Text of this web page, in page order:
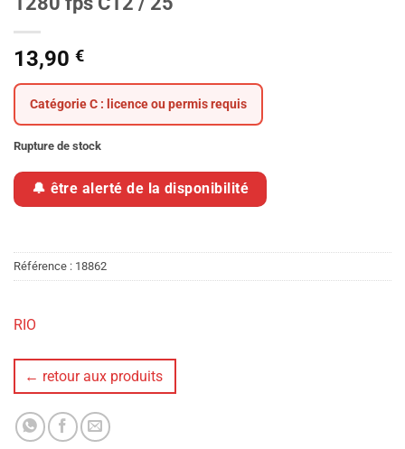
13,90 €
Catégorie C : licence ou permis requis
Rupture de stock
Référence : 18862
RIO
← retour aux produits